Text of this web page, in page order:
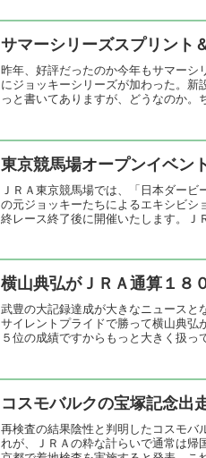
サマーシリーズスプリント
昨年、好評だったのか今年もサマーシ
にジョッキーシリーズが加わった。新
っと書いてありますが、どうなのか。
東京競馬場オープンイベン
ＪＲＡ東京競馬場では、「日本ダー
の元ジョッキーたちによるエキシビシ
終レース終了後に開催いたします。Ｊ
横山典弘がＪＲＡ通算１８
武豊の大記録達成が大きなニュースと
サイレントプライドで勝って横山典弘
５位の成績ですからもっと大きく扱っ
コスモバルクの宝塚記念出
再検査の結果陰性と判明したコスモバ
れが、ＪＲＡの粋な計らいで通常は帰